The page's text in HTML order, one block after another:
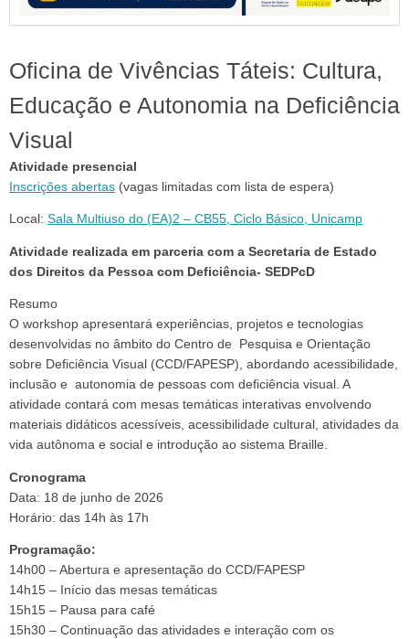
Oficina de Vivências Táteis: Cultura,
Educação e Autonomia na Deficiência
Visual
Atividade presencial
Inscrições abertas (vagas limitadas com lista de espera)
Local: Sala Multiuso do (EA)2 – CB55, Ciclo Básico, Unicamp
Atividade realizada em parceria com a Secretaria de Estado
dos Direitos da Pessoa com Deficiência- SEDPcD
Resumo
O workshop apresentará experiências, projetos e tecnologias
desenvolvidas no âmbito do Centro de Pesquisa e Orientação
sobre Deficiência Visual (CCD/FAPESP), abordando acessibilidade,
inclusão e autonomia de pessoas com deficiência visual. A
atividade contará com mesas temáticas interativas envolvendo
materiais didáticos acessíveis, acessibilidade cultural, atividades da
vida autônoma e social e introdução ao sistema Braille.
Cronograma
Data: 18 de junho de 2026
Horário: das 14h às 17h
Programação:
14h00 – Abertura e apresentação do CCD/FAPESP
14h15 – Início das mesas temáticas
15h15 – Pausa para café
15h30 – Continuação das atividades e interação com os